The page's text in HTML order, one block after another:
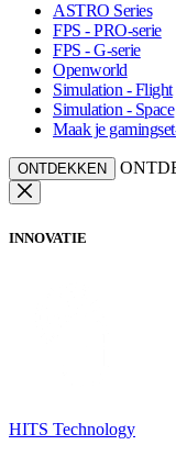
ASTRO Series
FPS - PRO-serie
FPS - G-serie
Openworld
Simulation - Flight
Simulation - Space
Maak je
ONTDEKKEN
INNOVATIE
HITS Technology